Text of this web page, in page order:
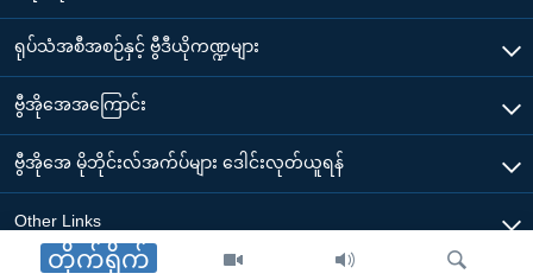
တိုက်ရိုက်
ရုပ်သံအစီအစဉ်နှင့် ဗွီဒီယိုကဏ္ဍများ
ဗွီအိုအေအကြောင်း
ဗွီအိုအေ မိုဘိုင်းလ်အက်ပ်များ ဒေါင်းလုတ်ယူရန်
Other Links